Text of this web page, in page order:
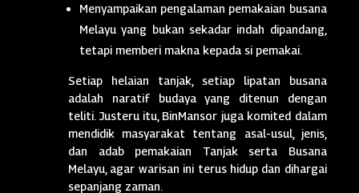
Menyampaikan pengalaman pemakaian busana
Melayu yang bukan sekadar indah dipandang,
tetapi memberi makna kepada si pemakai.
Setiap helaian tanjak, setiap lipatan busana
adalah naratif budaya yang ditenun dengan
teliti. Justeru itu, BinMansor juga komited dalam
mendidik masyarakat tentang asal-usul, jenis,
dan adab pemakaian Tanjak serta Busana
Melayu, agar warisan ini terus hidup dan dihargai
sepanjang zaman.